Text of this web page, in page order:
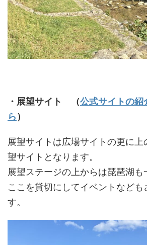
・展望サイト （公式サイトの紹
ら）
展望サイトは広場サイトの更に上
望サイトとなります。
展望ステージの上からは琵琶湖も
ここを貸切にしてイベントなど
す。